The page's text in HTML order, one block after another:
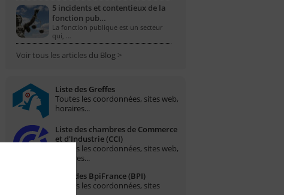
5 incidents et contentieux de la
fonction pub…
La fonction publique est un secteur
qui, …
Voir tous les articles du Blog >
Liste des Greffes
Toutes les coordonnées, sites web,
horaires...
Liste des chambres de Commerce
et d'Industrie (CCI)
Toutes les coordonnées, sites web,
horaires...
Liste des BpiFrance (BPI)
Toutes les coordonnées, sites